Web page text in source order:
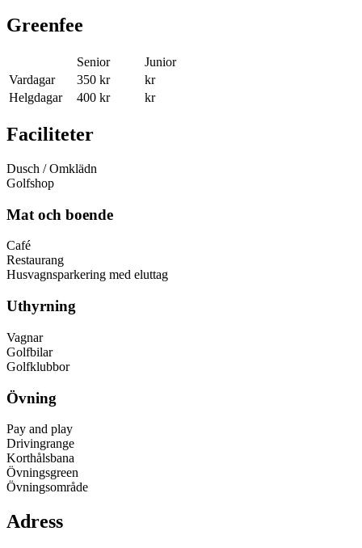
Greenfee
Senior
Junior
Vardagar
350 kr
kr
Helgdagar
400 kr kr
Faciliteter
Dusch / Omklädn
Golfshop
Mat och boende
Café
Restaurang
Husvagnsparkering med eluttag
Uthyrning
Vagnar
Golfbilar
Golfklubbor
Övning
Pay and play
Drivingrange
Korthålsbana
Övningsgreen
Övningsområde
Adress